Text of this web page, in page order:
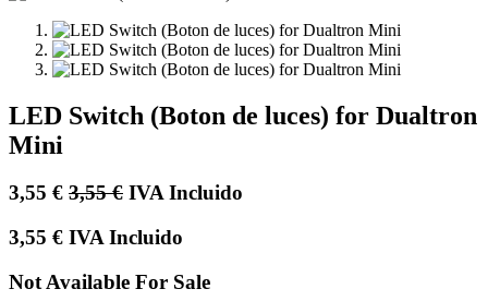
LED Switch (Boton de luces) for Dualtron
Mini
3,55 € 3,55€ IVA Incluido
3,55 € IVA Incluido
Not Available For Sale